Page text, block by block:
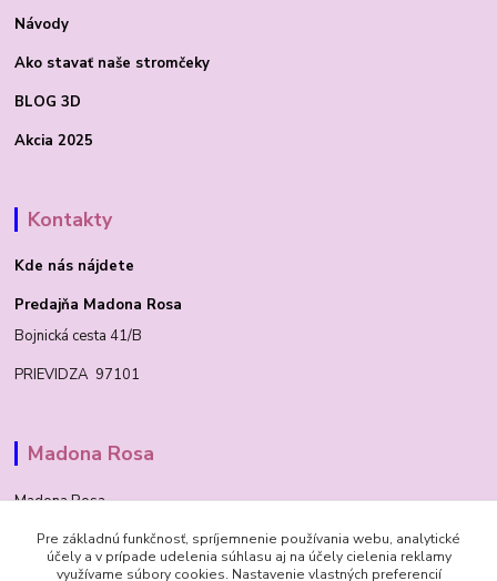
Návody
Ako stavať naše stromčeky
BLOG 3D
Akcia 2025
Kontakty
Kde nás nájdete
Predajňa Madona Rosa
Bojnická cesta 41/B
PRIEVIDZA 97101
Madona Rosa
Madona Rosa
Richard
+421 905 276 211
Pre základnú funkčnosť, spríjemnenie používania webu, analytické
účely a v prípade udelenia súhlasu aj na účely cielenia reklamy
využívame súbory cookies. Nastavenie vlastných preferencií